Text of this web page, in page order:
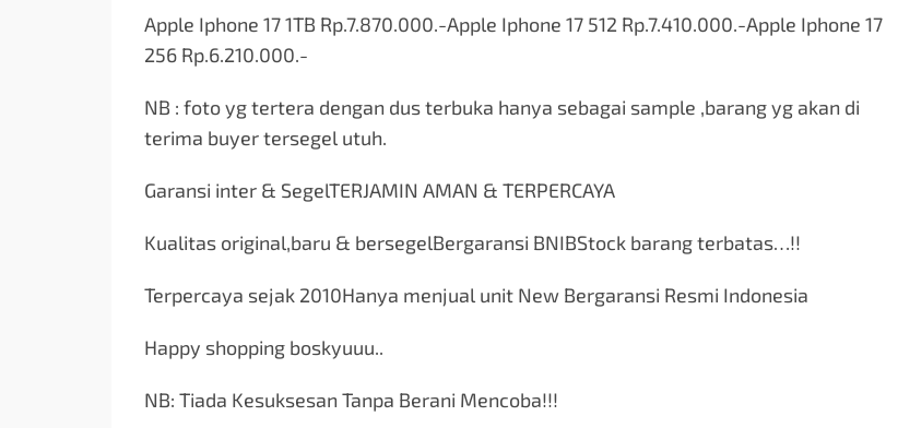
Apple Iphone 17 1TB Rp.7.870.000.-Apple Iphone 17 512 Rp.7.410.000.-Apple Iphone 17
256 Rp.6.210.000.-
NB : foto yg tertera dengan dus terbuka hanya sebagai sample ,barang yg akan di
terima buyer tersegel utuh.
Garansi inter & SegelTERJAMIN AMAN & TERPERCAYA
Kualitas original,baru & bersegelBergaransi BNIBStock barang terbatas…!!
Terpercaya sejak 2010Hanya menjual unit New Bergaransi Resmi Indonesia
Happy shopping boskyuuu..
NB: Tiada Kesuksesan Tanpa Berani Mencoba!!!